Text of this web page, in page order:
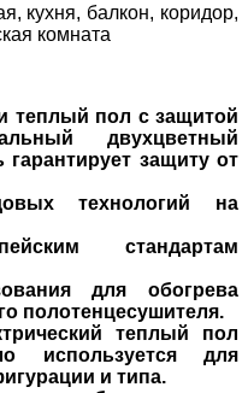
кухня, балкон, коридор,
комната
теплый пол с защитой
двухцветный
гарантирует защиту от
технологий на
стандартам
для обогрева
полотенцесушителя.
теплый пол
используется для
и типа.